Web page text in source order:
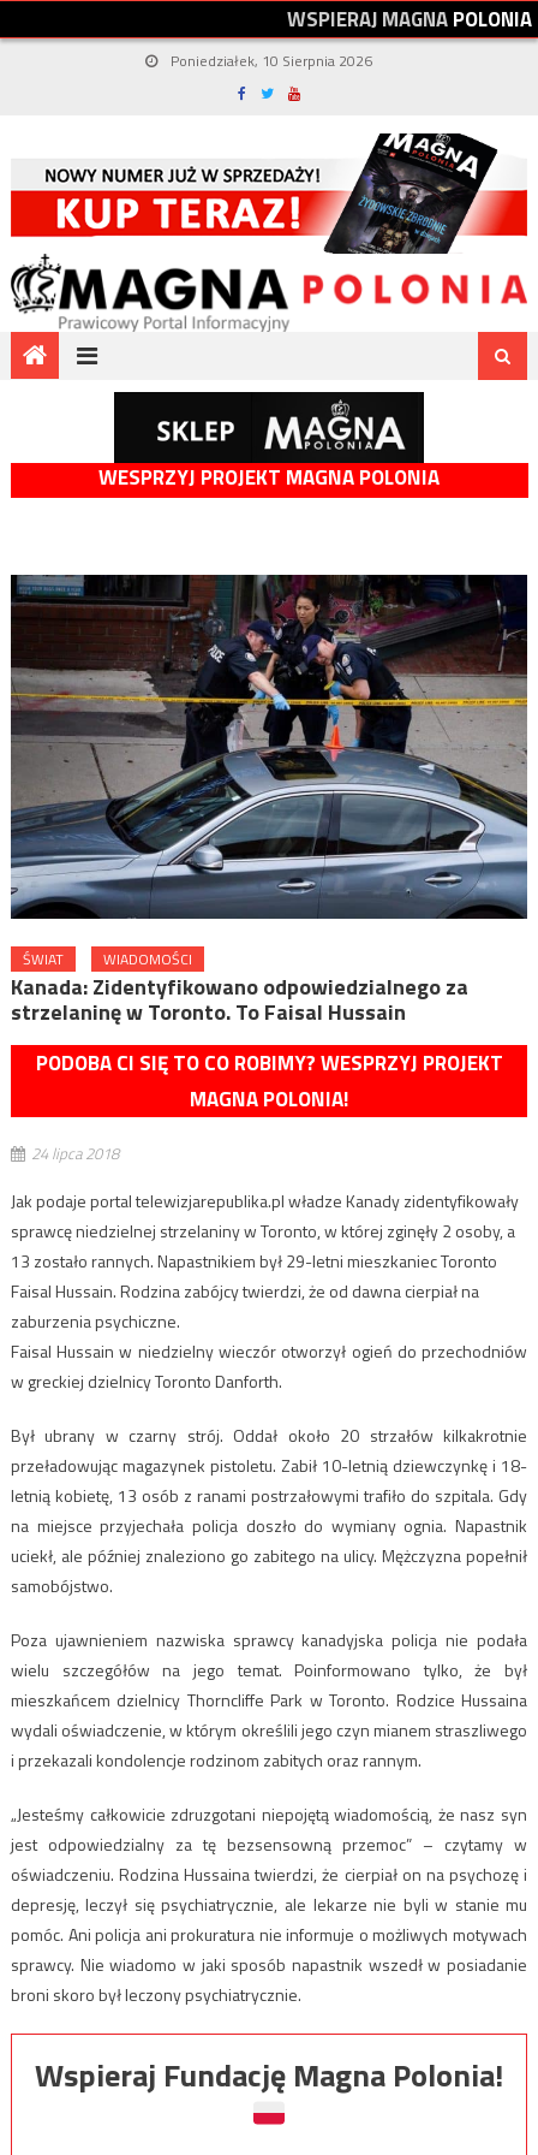
WSPIERAJMAGNAPOLONIA
Poniedziałek, 10 Sierpnia 2026
WESPRZYJ PROJEKT MAGNA POLONIA
ŚWIAT WIADOMOŚCI
Kanada: Zidentyfikowano odpowiedzialnego za
strzelaninę w Toronto. To Faisal Hussain
PODOBA CI SIĘ TO CO ROBIMY? WESPRZYJ PROJEKT
MAGNA POLONIA!
24 lipca 2018
Jak podaje portal telewizjarepublika.pl władze Kanady zidentyfikowały
sprawcę niedzielnej strzelaniny w Toronto, w której zginęły 2 osoby, a
13 zostało rannych. Napastnikiem był 29-letni mieszkaniec Toronto
Faisal Hussain. Rodzina zabójcy twierdzi, że od dawna cierpiał na
zaburzenia psychiczne.
Faisal Hussain w niedzielny wieczór otworzył ogień do przechodniów
w greckiej dzielnicy Toronto Danforth.
Był ubrany w czarny strój. Oddał około 20 strzałów kilkakrotnie
przeładowując magazynek pistoletu. Zabił 10-letnią dziewczynkę i 18-
letnią kobietę, 13 osób z ranami postrzałowymi trafiło do szpitala. Gdy
na miejsce przyjechała policja doszło do wymiany ognia. Napastnik
uciekł, ale później znaleziono go zabitego na ulicy. Mężczyzna popełnił
samobójstwo.
Poza ujawnieniem nazwiska sprawcy kanadyjska policja nie podała
wielu szczegółów na jego temat. Poinformowano tylko, że był
mieszkańcem dzielnicy Thorncliffe Park w Toronto. Rodzice Hussaina
wydali oświadczenie, w którym określili jego czyn mianem straszliwego
i przekazali kondolencje rodzinom zabitych oraz rannym.
„Jesteśmy całkowicie zdruzgotani niepojętą wiadomością, że nasz syn
jest odpowiedzialny za tę bezsensowną przemoc” – czytamy w
oświadczeniu. Rodzina Hussaina twierdzi, że cierpiał on na psychozę i
depresję, leczył się psychiatrycznie, ale lekarze nie byli w stanie mu
pomóc. Ani policja ani prokuratura nie informuje o możliwych motywach
sprawcy. Nie wiadomo w jaki sposób napastnik wszedł w posiadanie
broni skoro był leczony psychiatrycznie.
Wspieraj Fundację Magna Polonia!